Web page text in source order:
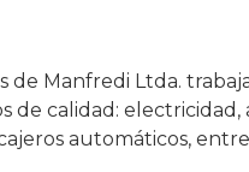
de Manfredi Ltda.
calidad: electricidad,
automáticos,